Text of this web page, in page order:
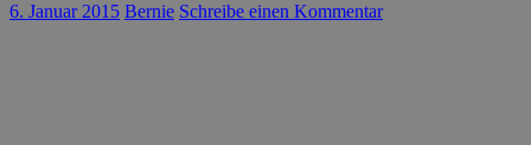
6. Januar 2015 Bernie Schreibe einen Kommentar